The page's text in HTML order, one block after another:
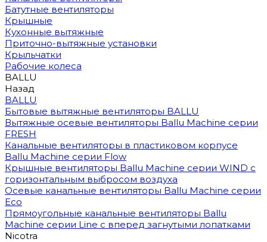
Батутные вентиляторы
Крышные
Кухонные вытяжные
Приточно-вытяжные установки
Крыльчатки
Рабочие колеса
BALLU
Назад
BALLU
Бытовые вытяжные вентиляторы BALLU
Вытяжные осевые вентиляторы Ballu Machine серии
FRESH
Канальные вентиляторы в пластиковом корпусе
Ballu Machine серии Flow
Крышные вентиляторы Ballu Machine серии WIND с
горизонтальным выбросом воздуха
Осевые канальные вентиляторы Ballu Machine серии
Eco
Прямоугольные канальные вентиляторы Ballu
Machine серии Line с вперед загнутыми лопатками
Nicotra